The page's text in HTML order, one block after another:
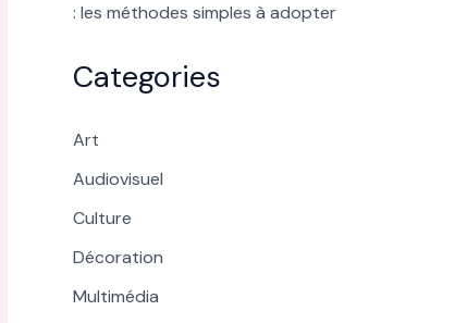
: les méthodes simples à adopter
Categories
Art
Audiovisuel
Culture
Décoration
Multimédia